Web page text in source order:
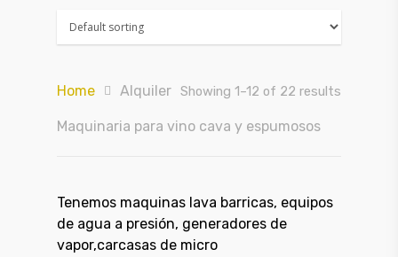
Showing 1–12 of 22 results
Home Alquiler
Maquinaria para vino cava y espumosos
Tenemos maquinas lava barricas, equipos
de agua a presión, generadores de
vapor,carcasas de micro